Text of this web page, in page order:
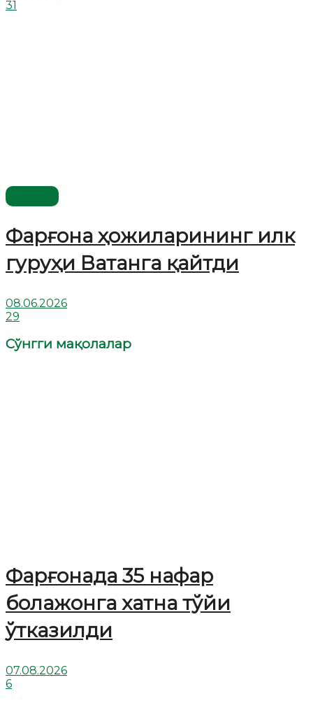
31
Фарғона ҳожиларининг илк
гуруҳи Ватанга қайтди
08.06.2026
29
Сўнгги мақолалар
Фарғонада 35 нафар
болажонга хатна тўйи
ўтказилди
07.08.2026
6